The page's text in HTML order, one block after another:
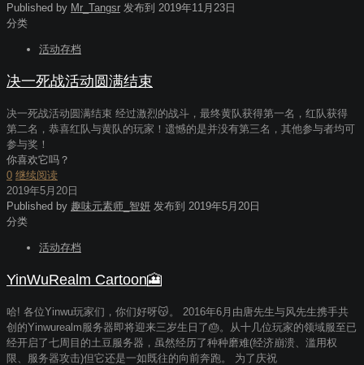
Published by Mr_Tangsr 发布到 2019年11月23日
分类
活动存档
决一死战活动圆满结束
决一死战活动圆满结束 经过激烈的战斗，最终黄队获得第一名，红队获得
第二名，恭喜红队与黄队的玩家！遗憾的是并没有第三名，其他参与者均可
参与奖！
你喜欢它吗？
0 继续阅读
2019年5月20日
Published by 趣味元素师_智妍 发布到 2019年5月20日
分类
活动存档
YinWuRealm Cartoon🎦
哈! 各位Yinwu玩家们，你们好呀😽。 2016年6月由唐先生与风先生携手共
创的Yinwurealm服务器即将迎来三岁生日了🎂。从十几位玩家的领域服至已
经开启了七周目的土豆服务器，虽然经历了种种磨难(经济崩溃、滥用权
限、服务器攻击)但它还是一如既往的向前奔跑。 为了庆祝